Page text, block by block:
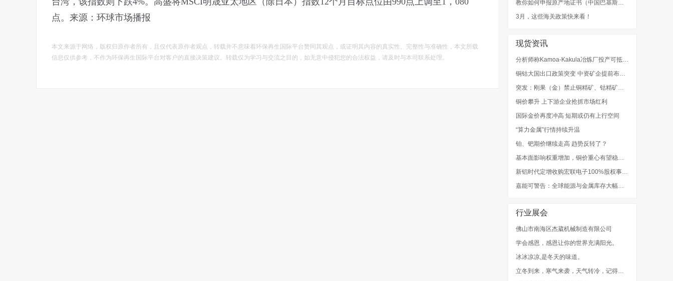
点。来源： 环球市场播报
本文来源于网络，版权归原作者所有，且仅代表原作者观点，转载并不意味着环保再生国际平台赞同其观点，或证明其内容的真实性、完整性与准确性，本文所载
信息仅供参考，不作为环保再生国际平台对客户的直接决策建议。转载仅为学习与交流之目的，如无意中侵犯您的合法权益，请及时与本司联系处理。
教你如何申报原产地证书（中国巴基斯坦、中国秘鲁、中国新加坡）
3月，这些海关政策快来看！
现货资讯
分析师称Kamoa-Kakula冶炼厂投产可抵消刚果（金）铜精矿出口禁令影响
铜钴大国出口政策突变 中资矿企提前布局深加工产线
突发：刚果（金）禁止铜精矿、钴精矿出口！影响几何？
铜价攀升 上下游企业抢抓市场红利
国际金价再度冲高 短期或仍有上行空间
“算力金属”行情持续升温
铂、钯期价继续走高 趋势反转了？
基本面影响权重增加，铜价重心有望稳步抬升
新铝时代定增收购宏联电子100%股权事项获批注册
嘉能可警告：全球能源与金属库存大幅下降，价格波动风险提高
行业展会
佛山市南海区杰葳机械制造有限公司
学会感恩，感恩让你的世界充满阳光。
冰冰凉凉,是冬天的味道。
立冬到来，寒气来袭，天气转冷，记得添衣。